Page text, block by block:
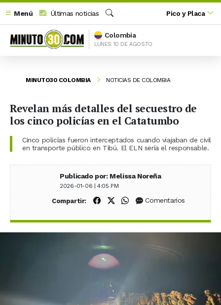
Menú
Últimas noticias
Buscar
Pico y Placa
Colombia
LUNES 10 DE AGOSTO
MINUTO30 COLOMBIA NOTICIAS DE COLOMBIA
Revelan más detalles del secuestro de
los cinco policías en el Catatumbo
Cinco policías fueron interceptados cuando viajaban de civil
en transporte público en Tibú. El ELN sería el responsable.
Publicado por: Melissa Noreña
2026-01-06 | 4:05 PM
Compartir: Compartir en Facebook
Compartir en X (Twitter)
Compartir en WhatsApp
Comentarios